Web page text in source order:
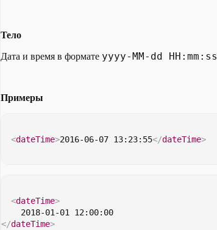
Тело
Дата и время в формате yyyy-MM-dd HH:mm:ss
Примеры
<dateTime>2016-06-07 13:23:55</dateTime>
<dateTime>
    2018-01-01 12:00:00
</dateTime>